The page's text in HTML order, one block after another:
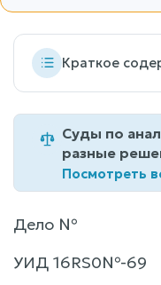
Краткое
Суды по
разные
Посмотреть
Дело №
УИД 16RS0№-69